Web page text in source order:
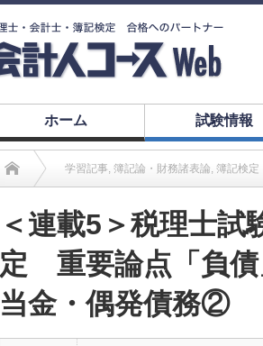
ホーム 試験情報
学習記事, 簿記論・財務諸表論, 簿記検定
＜連載5＞税理士試
定 重要論点「負債
当金・偶発債務②